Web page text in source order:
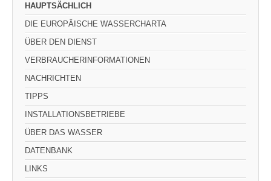
HAUPTSÄCHLICH
DIE EUROPÄISCHE WASSERCHARTA
ÜBER DEN DIENST
VERBRAUCHERINFORMATIONEN
NACHRICHTEN
TIPPS
INSTALLATIONSBETRIEBE
ÜBER DAS WASSER
DATENBANK
LINKS